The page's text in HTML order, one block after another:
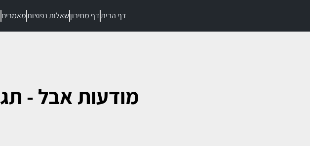
דף הביתדף מחירוןשאלות נפוצותמאמרים
מודעות אבל -